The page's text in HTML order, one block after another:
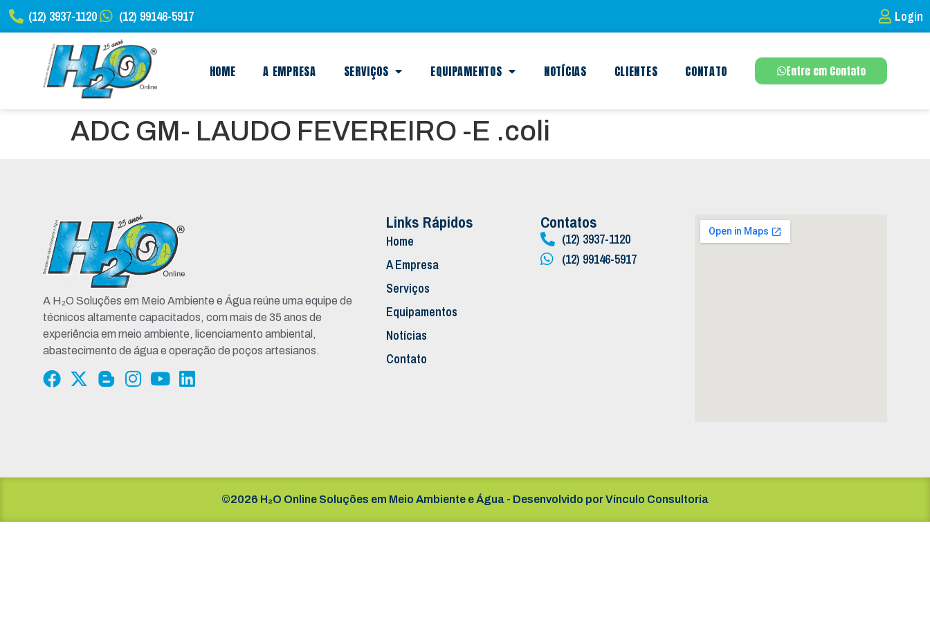
(12) 3937-1120 (12) 99146-5917 Login
HOME A EMPRESA SERVIÇOS EQUIPAMENTOS NOTÍCIAS CLIENTES CONTATO Entre em Contato
ADC GM- LAUDO FEVEREIRO -E .coli
A H₂O Soluções em Meio Ambiente e Água reúne uma equipe de
técnicos altamente capacitados, com mais de 35 anos de
experiência em meio ambiente, licenciamento ambiental,
abastecimento de água e operação de poços artesianos.
Links Rápidos
Home
A Empresa
Serviços
Equipamentos
Notícias
Contato
Contatos
(12) 3937-1120
(12) 99146-5917
©2026 H₂O Online Soluções em Meio Ambiente e Água - Desenvolvido porVínculo Consultoria